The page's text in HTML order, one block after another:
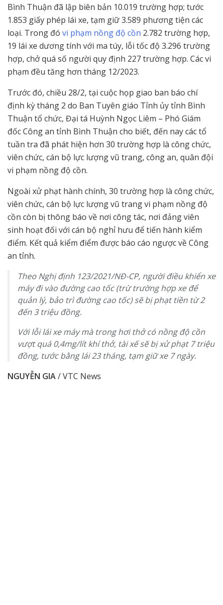
Bình Thuận đã lập biên bản 10.019 trường hợp; tước
1.853 giấy phép lái xe, tạm giữ 3.589 phương tiện các
loại. Trong đó vi phạm nồng độ cồn 2.782 trường hợp,
19 lái xe dương tính với ma túy, lỗi tốc độ 3.296 trường
hợp, chở quá số người quy định 227 trường hợp. Các vi
phạm đều tăng hơn tháng 12/2023.
Trước đó, chiều 28/2, tại cuộc họp giao ban báo chí
định kỳ tháng 2 do Ban Tuyên giáo Tỉnh ủy tỉnh Bình
Thuận tổ chức, Đại tá Huỳnh Ngọc Liêm – Phó Giám
đốc Công an tỉnh Bình Thuận cho biết, đến nay các tổ
tuần tra đã phát hiện hơn 30 trường hợp là công chức,
viên chức, cán bộ lực lượng vũ trang, công an, quân đội
vi phạm nồng độ cồn.
Ngoài xử phạt hành chính, 30 trường hợp là công chức,
viên chức, cán bộ lực lượng vũ trang vi phạm nồng độ
cồn còn bị thông báo về nơi công tác, nơi đảng viên
sinh hoạt đối với cán bộ nghỉ hưu để tiến hành kiểm
điểm. Kết quả kiểm điểm được báo cáo ngược về Công
an tỉnh.
Theo Nghị định 123/2021/NĐ-CP, người điều khiển xe
máy đi vào đường cao tốc (trừ trường hợp xe để
quản lý, bảo trì đường cao tốc) sẽ bị phạt tiền từ 2
đến 3 triệu đồng.
Với lỗi lái xe máy mà trong hơi thở có nồng độ cồn
vượt quá 0,4mg/lít khí thở, tài xế sẽ bị xử phạt 7 triệu
đồng, tước bằng lái 23 tháng, tạm giữ xe 7 ngày.
NGUYỄN GIA/ VTC News